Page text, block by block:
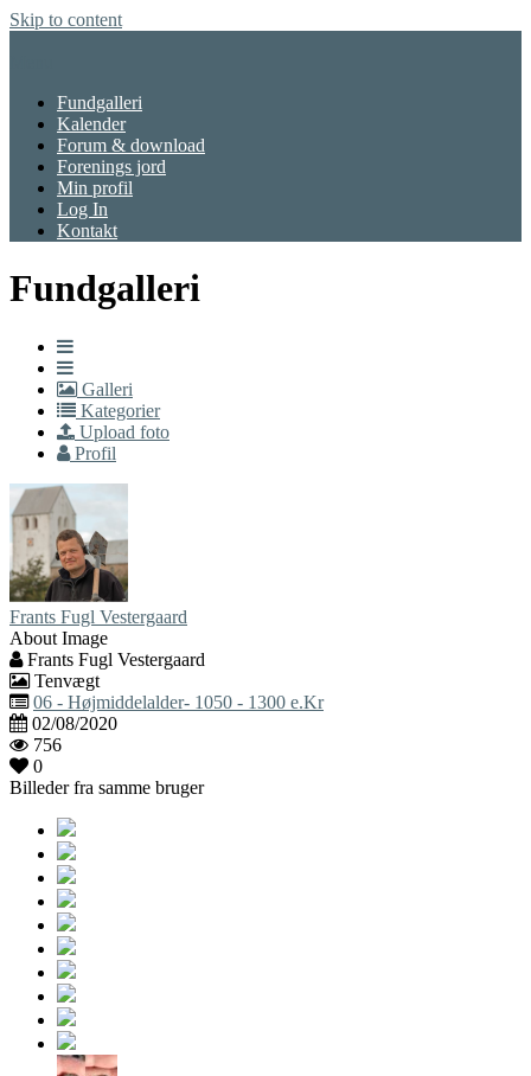
Skip to content
Fundgalleri
Kalender
Forum & download
Forenings jord
Min profil
Log In
Kontakt
Fundgalleri
Galleri
Kategorier
Upload foto
Profil
Frants Fugl Vestergaard
About Image
Frants Fugl Vestergaard
Tenvægt
06 - Højmiddelalder- 1050 - 1300 e.Kr
02/08/2020
756
0
Billeder fra samme bruger